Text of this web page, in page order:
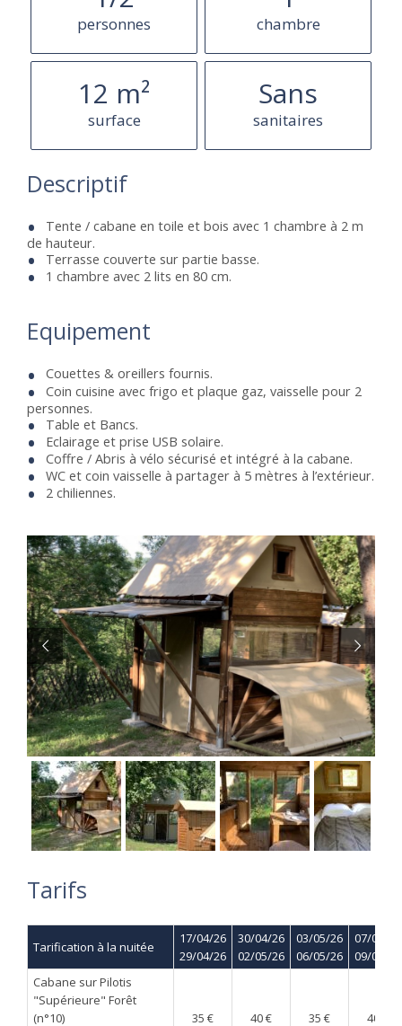
personnes chambre
12 m²
surface
Sans
sanitaires
Descriptif
Tente / cabane en toile et bois avec 1 chambre à 2 m
de hauteur.
Terrasse couverte sur partie basse.
1 chambre avec 2 lits en 80 cm.
Equipement
Couettes & oreillers fournis.
Coin cuisine avec frigo et plaque gaz, vaisselle pour 2
personnes.
Table et Bancs.
Eclairage et prise USB solaire.
Coffre / Abris à vélo sécurisé et intégré à la cabane.
WC et coin vaisselle à partager à 5 mètres à l’extérieur.
2 chiliennes.
Tarifs
Tarification à la nuitée
17/04/26
29/04/26
30/04/26
02/05/26
03/05/26
06/05/26
07/05/26
09/05/26
Cabane sur Pilotis
"Supérieure" Forêt
(n°10)
35 € 40 € 35 € 40 €